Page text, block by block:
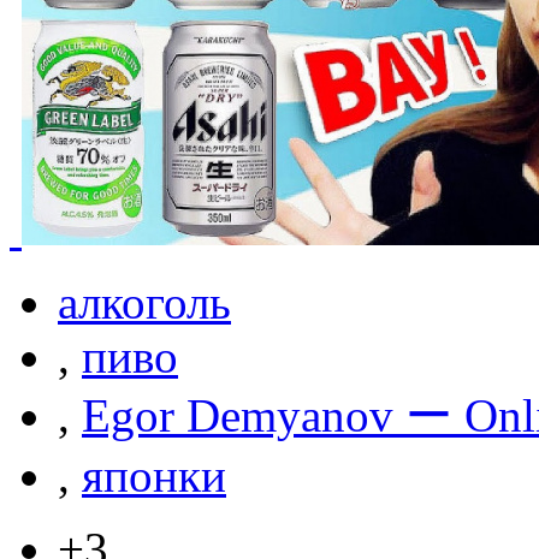
алкоголь
, пиво
, Egor Demyanov ー
, японки